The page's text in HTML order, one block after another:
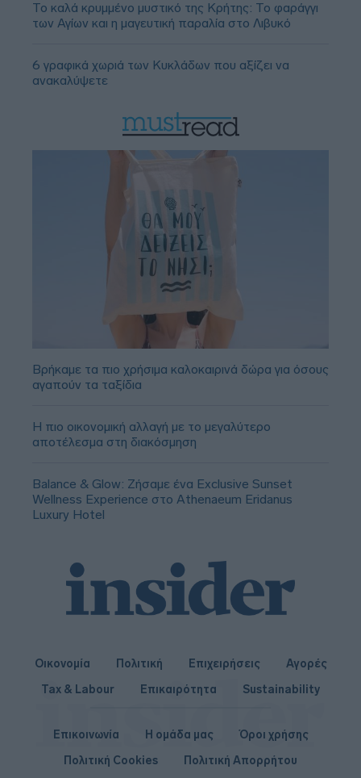
Το καλά κρυμμένο μυστικό της Κρήτης: Το φαράγγι
των Αγίων και η μαγευτική παραλία στο Λιβυκό
6 γραφικά χωριά των Κυκλάδων που αξίζει να
ανακαλύψετε
Βρήκαμε τα πιο χρήσιμα καλοκαιρινά δώρα για όσους
αγαπούν τα ταξίδια
Η πιο οικονομική αλλαγή με το μεγαλύτερο
αποτέλεσμα στη διακόσμηση
Balance & Glow: Ζήσαμε ένα Exclusive Sunset
Wellness Experience στο Athenaeum Eridanus
Luxury Hotel
Οικονομία Πολιτική Επιχειρήσεις
Αγορές
Tax & Labour
Επικαιρότητα Sustainability
Επικοινωνία Η ομάδα μας
Όροι χρήσης
Πολιτική Cookies
Πολιτική Απορρήτου